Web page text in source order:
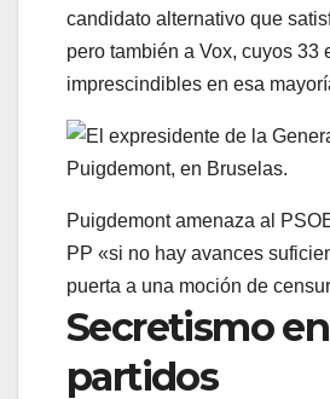
candidato alternativo que
pero también a Vox, cuyos 33
imprescindibles en esa
Puigdemont amenaza al
PP «si no hay avances
puerta a una moción de
Secretismo
partidos